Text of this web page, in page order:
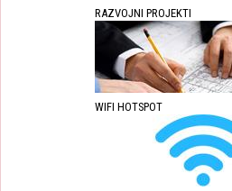
RAZVOJNI PROJEKTI
WIFI HOTSPOT